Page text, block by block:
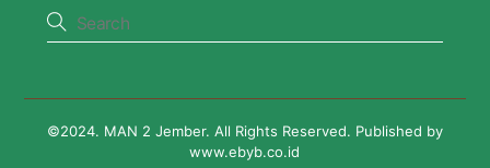
©2024. MAN 2 Jember. All Rights Reserved. Published by
www.ebyb.co.id